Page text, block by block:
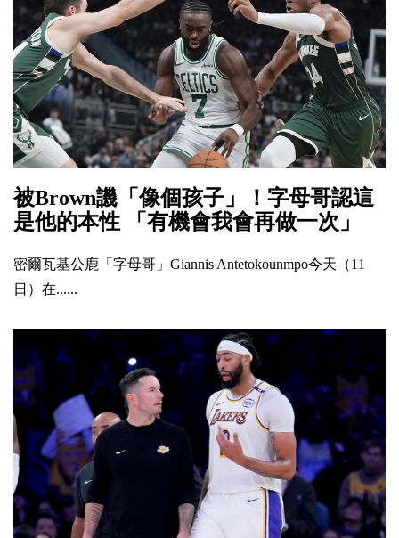
被Brown譏「像個孩子」！字母哥認這
是他的本性 「有機會我會再做一次」
密爾瓦基公鹿「字母哥」Giannis Antetokounmpo今天（11
日）在......